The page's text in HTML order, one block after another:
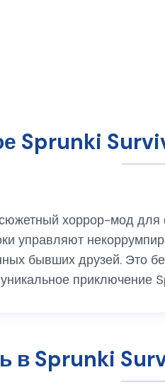
Sprunki
хоррор-мод
управляют
бывших друзей. Это
приключение
в Sprunki